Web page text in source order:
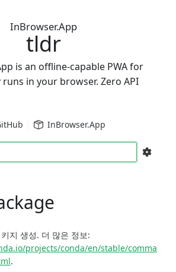
InBrowser.App
tldr
is an offline-capable PWA for
in your browser. Zero API
InBrowser.App
지 생성. 더 많은 정보:
projects/conda/en/stable/comma
.